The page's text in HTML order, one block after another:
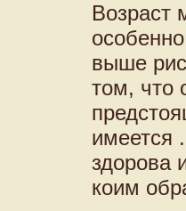
Возраст
выше
том, что
имеется
здорова
коим